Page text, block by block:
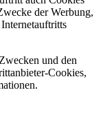
der Werbung,
und den
Cookies,